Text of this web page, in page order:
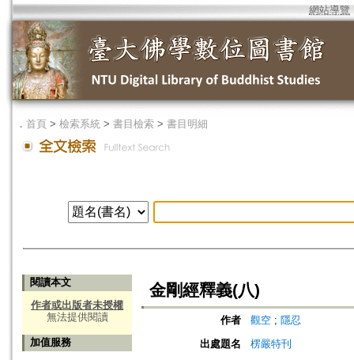
網站導覽
． 首頁 > 檢索系統 > 書目檢索 > 書目明細
閱讀本文
作者或出版者未授權
無法提供閱讀
加值服務
金剛經釋義(八)
作者 觀空 ; 隱忍
出處題名
楞嚴特刊